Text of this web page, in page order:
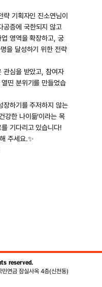
기획자인 진소연님이
공증에 국한되지 않고
영역을 확장하고, 궁
을 달성하기 위한 전략
관심을 받았고, 참여자
띤 분위기를 만들었습
장하기를 주저하지 않는
강한 나이듦’이라는 목
기다리고 있습니다!
주세요.✨
reserved.
연금 잠실사옥 4층(신천동)